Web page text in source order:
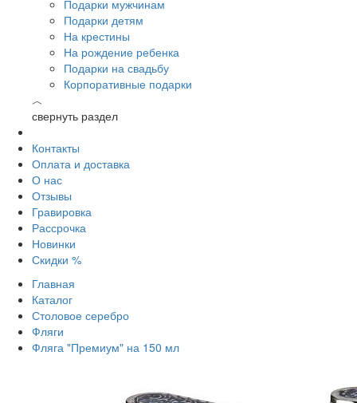
Подарки мужчинам
Подарки детям
На крестины
На рождение ребенка
Подарки на свадьбу
Корпоративные подарки
︿
свернуть раздел
Контакты
Оплата и доставка
О нас
Отзывы
Гравировка
Рассрочка
Новинки
Скидки %
Главная
Каталог
Столовое серебро
Фляги
Фляга "Премиум" на 150 мл